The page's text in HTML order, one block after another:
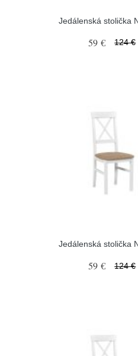
Jedálenská stolička
59 € 124 €
Jedálenská stolička
59 € 124 €